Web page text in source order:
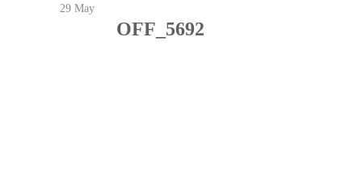
29 May
OFF_5692